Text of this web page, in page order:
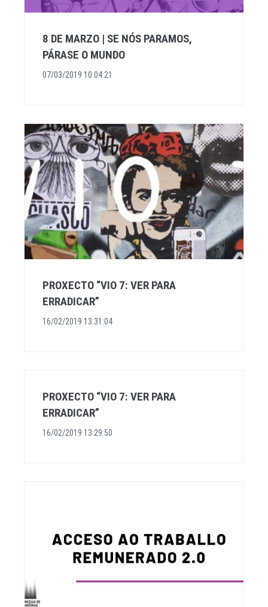
8 DE MARZO | SE NÓS PARAMOS,
PÁRASE O MUNDO
07/03/2019 10:04:21
PROXECTO “VIO 7: VER PARA
ERRADICAR”
16/02/2019 13:31:04
PROXECTO “VIO 7: VER PARA
ERRADICAR”
16/02/2019 13:29:50